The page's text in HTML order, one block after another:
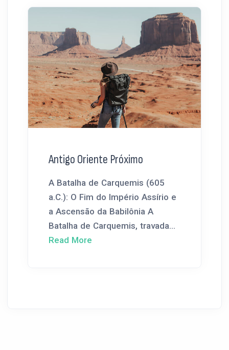
Antigo Oriente Próximo
A Batalha de Carquemis (605
a.C.): O Fim do Império Assírio e
a Ascensão da Babilônia A
Batalha de Carquemis, travada...
Read More